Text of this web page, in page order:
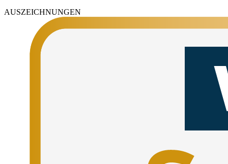
AUSZEICHNUNGEN